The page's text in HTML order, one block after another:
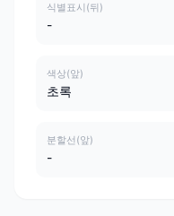
식별표시(뒤)
-
색상(앞)
초록
분할선(앞)
-